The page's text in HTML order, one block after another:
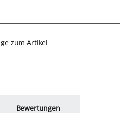
zum Artikel
Bewertungen